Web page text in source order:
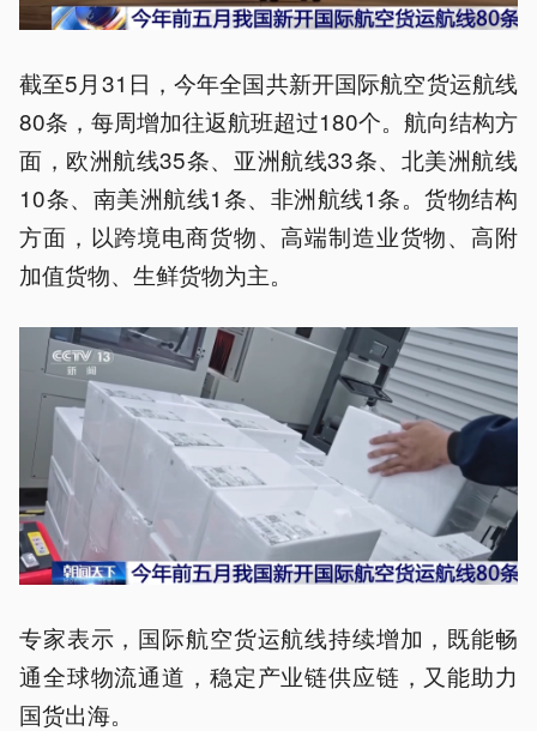
截至5月31日，今年全国共新开国际航空货运航线
80条，每周增加往返航班超过180个。航向结构方
面，欧洲航线35条、亚洲航线33条、北美洲航线
10条、南美洲航线1条、非洲航线1条。货物结构
方面，以跨境电商货物、高端制造业货物、高附
加值货物、生鲜货物为主。
专家表示，国际航空货运航线持续增加，既能畅
通全球物流通道，稳定产业链供应链，又能助力
国货出海。